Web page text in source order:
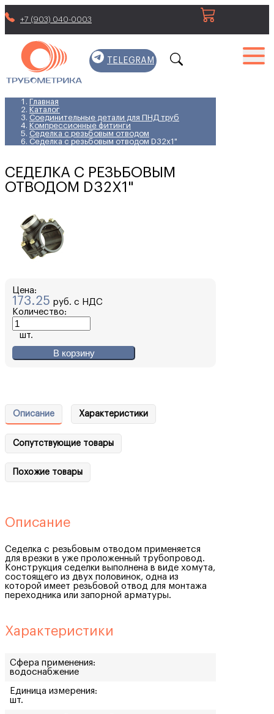
+7 (903) 040-0003
TELEGRAM
Главная
Каталог
Соединительные детали для ПНД труб
Компрессионные фитинги
Седелка с резьбовым отводом
Седелка с резьбовым отводом D32x1"
СЕДЕЛКА С РЕЗЬБОВЫМ
ОТВОДОМ D32X1"
Цена:
173.25 руб. с НДС
Количество:
шт.
В корзину
Описание Характеристики
Сопутствующие товары
Похожие товары
Описание
Седелка с резьбовым отводом применяется
для врезки в уже проложенный трубопровод.
Конструкция седелки выполнена в виде хомута,
состоящего из двух половинок, одна из
которой имеет резьбовой отвод для монтажа
переходника или запорной арматуры.
Характеристики
Сфера применения:
водоснабжение
Единица измерения:
шт.